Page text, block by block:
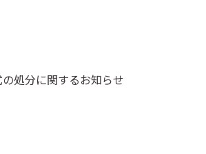
処分に関するお知らせ